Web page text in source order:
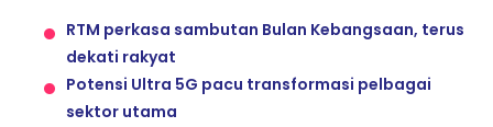
RTM perkasa sambutan Bulan Kebangsaan, terus
dekati rakyat
Potensi Ultra 5G pacu transformasi pelbagai
sektor utama